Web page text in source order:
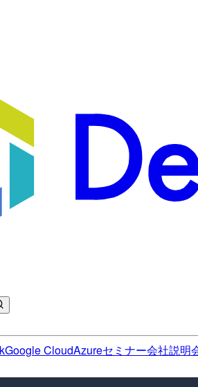
Google CloudAzureセミナー会社説明